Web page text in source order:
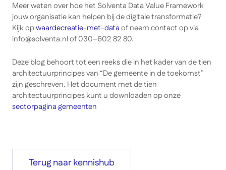
Meer weten over hoe het Solventa Data Value Framework
jouw organisatie kan helpen bij de digitale transformatie?
Kijk opwaardecreatie-met-dataof neem contact op via
info@solventa.nlof 030–602 82 80.
Deze blog behoort tot een reeks die in het kader van de tien
architectuurprincipes van “De gemeente in de toekomst”
zijn geschreven. Het document met de tien
architectuurprincipes kunt u downloaden op onze
sectorpagina gemeenten
Terug naar kennishub